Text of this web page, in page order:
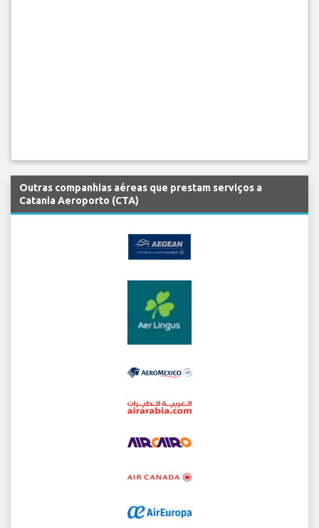
Outras companhias aéreas que prestam serviços a
Catania Aeroporto (CTA)